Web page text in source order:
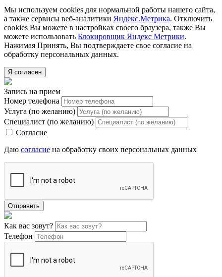
Мы используем cookies для нормальной работы нашего сайта,
а также сервисы веб-аналитики Яндекс.Метрика. Отключить
cookies Вы можете в настройках своего браузера, также Вы
можете использовать Блокировщик Яндекс Метрики.
Нажимая Принять, Вы подтверждаете свое согласие на
обработку персональных данных.
Я согласен
Запись на прием
Номер телефона
Услуга (по желанию)
Специалист (по желанию)
Согласие
Даю согласие на обработку своих персональных данных
Отправить
Как вас зовут?
Телефон